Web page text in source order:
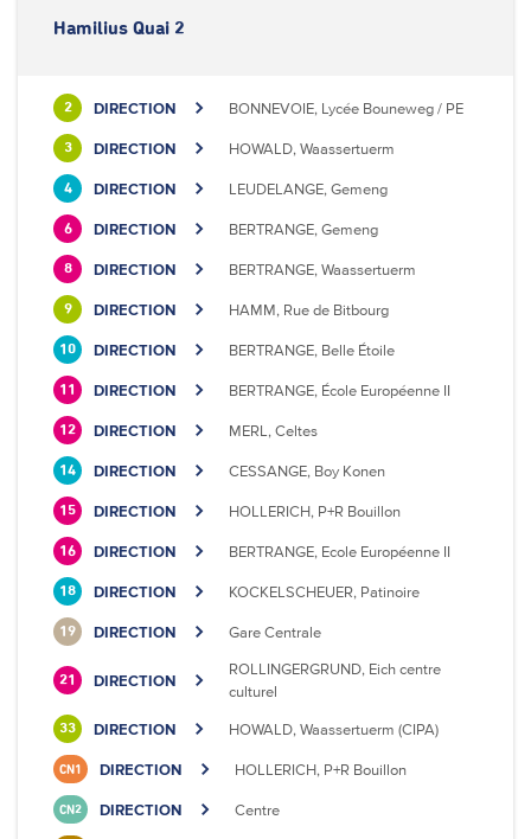
Hamilius Quai 2
2 DIRECTION BONNEVOIE, Lycée Bouneweg / PE
3 DIRECTION HOWALD, Waassertuerm
4 DIRECTION LEUDELANGE, Gemeng
6 DIRECTION BERTRANGE, Gemeng
8 DIRECTION BERTRANGE, Waassertuerm
9 DIRECTION HAMM, Rue de Bitbourg
10 DIRECTION BERTRANGE, Belle Étoile
11 DIRECTION BERTRANGE, École Européenne II
12 DIRECTION MERL, Celtes
14 DIRECTION CESSANGE, Boy Konen
15 DIRECTION HOLLERICH, P+R Bouillon
16 DIRECTION BERTRANGE, Ecole Européenne II
18 DIRECTION KOCKELSCHEUER, Patinoire
19 DIRECTION Gare Centrale
21 DIRECTION
ROLLINGERGRUND, Eich centre
culturel
33 DIRECTION HOWALD, Waassertuerm (CIPA)
CN1 DIRECTION HOLLERICH, P+R Bouillon
CN2 DIRECTION Centre